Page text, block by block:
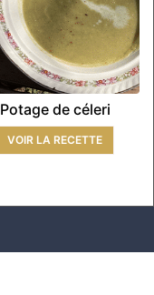
Potage de céleri
VOIR LA RECETTE